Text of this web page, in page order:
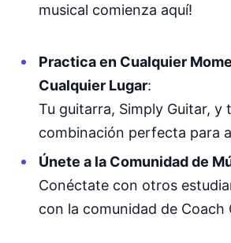
musical comienza aquí!
Practica en Cualquier
Cualquier Lugar:
Tu guitarra, Simply Guitar, y
combinación perfecta para
Únete a la Comunidad de
Conéctate con otros
con la comunidad de Coach